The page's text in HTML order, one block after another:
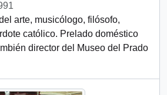
arte, musicólogo, filósofo,
católico. Prelado doméstico
director del Museo del Prado